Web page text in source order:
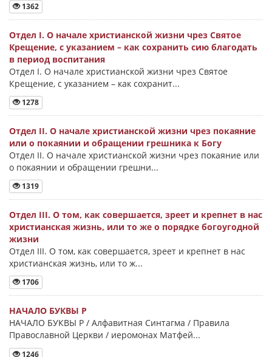
1362
Отдел I. О начале христианской жизни чрез Святое
Крещение, с указанием – как сохранить сию благодать
в период воспитания
Отдел I. О начале христианской жизни чрез Святое
Крещение, с указанием – как сохранит...
1278
Отдел II. О начале христианской жизни чрез покаяние
или о покаянии и обращении грешника к Богу
Отдел II. О начале христианской жизни чрез покаяние или
о покаянии и обращении грешни...
1319
Отдел III. О том, как совершается, зреет и крепнет в нас
христианская жизнь, или то же о порядке богоугодной
жизни
Отдел III. О том, как совершается, зреет и крепнет в нас
христианская жизнь, или то ж...
1706
НАЧАЛО БУКВЫ Ρ
НАЧАЛО БУКВЫ Ρ / Алфавитная Синтагма / Правила
Православной Церкви / иеромонах Матфей...
1246